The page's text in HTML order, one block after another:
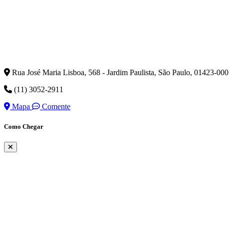
Rua José Maria Lisboa, 568 - Jardim Paulista, São Paulo, 01423-000
(11) 3052-2911
Mapa
Comente
Como Chegar